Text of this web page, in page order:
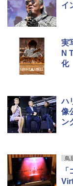
イ
実
N
化
ハ
像
ン
鳥